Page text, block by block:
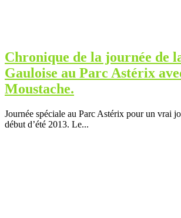
Chronique de la journée de
Gauloise au Parc Astérix
Moustache.
Journée spéciale au Parc Astérix pour un vrai
début d’été 2013. Le...